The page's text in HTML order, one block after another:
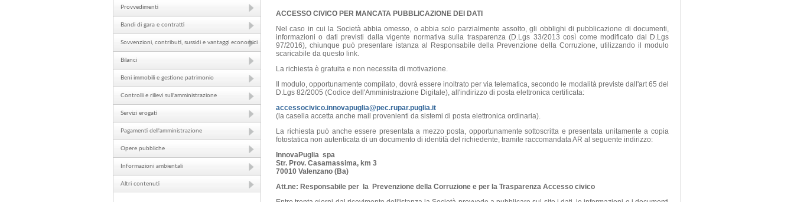
Provvedimenti
Bandi di gara e contratti
Sovvenzioni, contributi, sussidi e vantaggi economici
Bilanci
Beni immobili e gestione patrimonio
Controlli e rilievi sull'amministrazione
Servizi erogati
Pagamenti dell'amministrazione
Opere pubbliche
Informazioni ambientali
Altri contenuti
ACCESSO CIVICO PER MANCATA PUBBLICAZIONE DEI DATI
Nel caso in cui la Società abbia omesso, o abbia solo parzialmente assolto, gli obblighi di pubblicazione di documenti,
informazioni o dati previsti dalla vigente normativa sulla trasparenza (D.Lgs 33/2013 così come modificato dal D.Lgs
97/2016), chiunque può presentare istanza al Responsabile della Prevenzione della Corruzione, utilizzando il modulo
scaricabile da questo link.
La richiesta è gratuita e non necessita di motivazione.
Il modulo, opportunamente compilato, dovrà essere inoltrato per via telematica, secondo le modalità previste dall'art 65 del
D.Lgs 82/2005 (Codice dell'Amministrazione Digitale), all'indirizzo di posta elettronica certificata:
accessocivico.innovapuglia@pec.rupar.puglia.it
(la casella accetta anche mail provenienti da sistemi di posta elettronica ordinaria).
La richiesta può anche essere presentata a mezzo posta, opportunamente sottoscritta e presentata unitamente a copia
fotostatica non autenticata di un documento di identità del richiedente, tramite raccomandata AR al seguente indirizzo:
InnovaPuglia spa
Str. Prov. Casamassima, km 3
70010 Valenzano (Ba)
Att.ne: Responsabile per la Prevenzione della Corruzione e per la Trasparenza Accesso civico